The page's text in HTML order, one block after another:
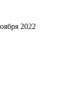
2022